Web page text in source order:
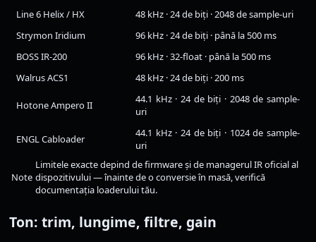
Line 6 Helix / HX
48 kHz · 24 de biți · 2048 de sample-uri
Strymon Iridium
96 kHz · 24 de biți · până la 500 ms
BOSS IR-200
96 kHz · 32-float · până la 500 ms
Walrus ACS1
48 kHz · 24 de biți · 200 ms
Hotone Ampero II
44.1 kHz · 24 de biți · 2048 de sample-
uri
ENGL Cabloader
44.1 kHz · 24 de biți · 1024 de sample-
uri
Note
Limitele exacte depind de firmware și de managerul IR oficial al
dispozitivului — înainte de o conversie în masă, verifică
documentația loaderului tău.
Ton: trim, lungime, filtre, gain